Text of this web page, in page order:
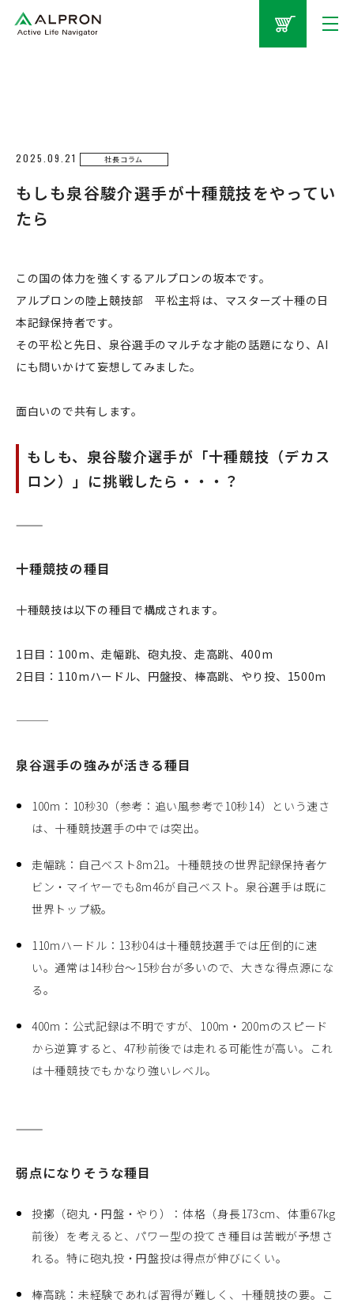
2025.09.21 社長コラム
もしも泉谷駿介選手が十種競技をやってい
たら
この国の体力を強くするアルプロンの坂本です。
アルプロンの陸上競技部 平松主将は、マスターズ十種の日
本記録保持者です。
その平松と先日、泉谷選手のマルチな才能の話題になり、AI
にも問いかけて妄想してみました。
面白いので共有します。
もしも、泉谷駿介選手が「十種競技（デカス
ロン）」に挑戦したら・・・？
⸻
十種競技の種目
十種競技は以下の種目で構成されます。
1日目：100m、走幅跳、砲丸投、走高跳、400m
2日目：110mハードル、円盤投、棒高跳、やり投、1500m
泉谷選手の強みが活きる種目
100m：10秒30（参考：追い風参考で10秒14）という速さ
は、十種競技選手の中では突出。
走幅跳：自己ベスト8m21。十種競技の世界記録保持者ケ
ビン・マイヤーでも8m46が自己ベスト。泉谷選手は既に
世界トップ級。
110mハードル：13秒04は十種競技選手では圧倒的に速
い。通常は14秒台〜15秒台が多いので、大きな得点源にな
る。
400m：公式記録は不明ですが、100m・200mのスピード
から逆算すると、47秒前後では走れる可能性が高い。これ
は十種競技でもかなり強いレベル。
⸻
弱点になりそうな種目
投擲（砲丸・円盤・やり）：体格（身長173cm、体重67kg
前後）を考えると、パワー型の投てき種目は苦戦が予想さ
れる。特に砲丸投・円盤投は得点が伸びにくい。
棒高跳：未経験であれば習得が難しく、十種競技の要。こ